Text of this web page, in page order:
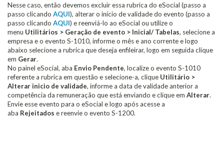
Nesse caso, então devemos excluir essa rubrica do eSocial (passo a
passo clicando AQUI), alterar o início de validade do evento (passo a
passo clicando AQUI) e reenviá-lo ao eSocial ou utilize o
menu Utilitários > Geração de evento > Inicial/ Tabelas, selecione a
empresa e o evento S-1010, informe o mês e ano corrente e logo
abaixo selecione a rubrica que deseja enfileirar, logo em seguida clique
em Gerar.
No painel eSocial, aba Envio Pendente, localize o evento S-1010
referente a rubrica em questão e selecione-a, clique Utilitário >
Alterar inicio de validade, informe a data de validade anterior a
competência da remuneração que está enviando e clique em Alterar.
Envie esse evento para o eSocial e logo após acesse a
aba Rejeitados e reenvie o evento S-1200.